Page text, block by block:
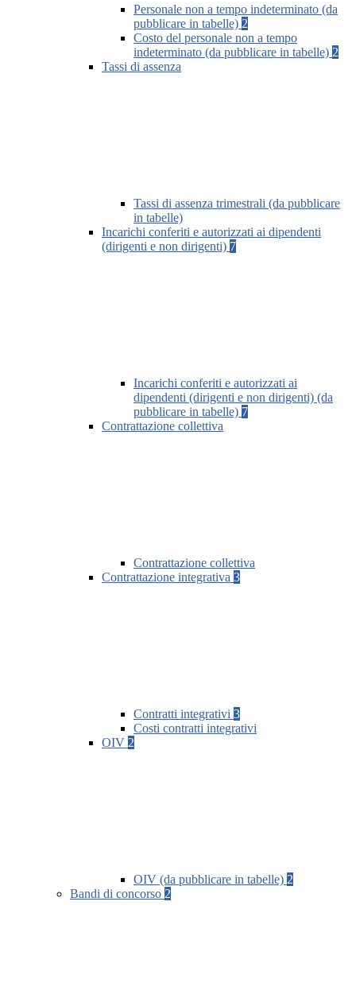
Personale non a tempo indeterminato (da
pubblicare in tabelle) 2
Costo del personale non a tempo
indeterminato (da pubblicare in tabelle) 2
Tassi di assenza
Tassi di assenza trimestrali (da pubblicare
in tabelle)
Incarichi conferiti e autorizzati ai dipendenti
(dirigenti e non dirigenti) 7
Incarichi conferiti e autorizzati ai
dipendenti (dirigenti e non dirigenti) (da
pubblicare in tabelle) 7
Contrattazione collettiva
Contrattazione collettiva
Contrattazione integrativa 3
Contratti integrativi 3
Costi contratti integrativi
OIV 2
OIV (da pubblicare in tabelle) 2
Bandi di concorso 2